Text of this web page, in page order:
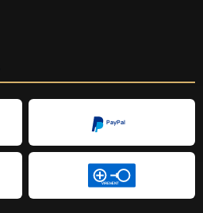
PayPal
VIREMENT